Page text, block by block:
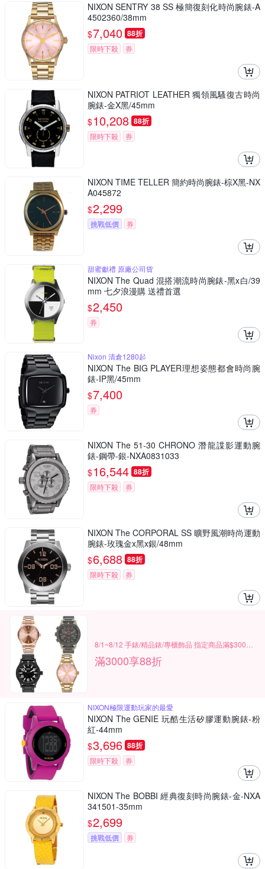
NIXON SENTRY 38 SS 極簡復刻化時尚腕錶-A
4502360/38mm
$7,040 88折
限時下殺 券
NIXON PATRIOT LEATHER 獨領風騷復古時尚
腕錶-金X黑/45mm
$10,208 88折
限時下殺 券
NIXON TIME TELLER 簡約時尚腕錶-棕X黑-NX
A045872
$2,299
挑戰低價 券
甜蜜獻禮 原廠公司貨
NIXON The Quad 混搭潮流時尚腕錶-黑x白/39
mm 七夕浪漫購 送禮首選
$2,450
券
Nixon 清倉1280起
NIXON The BIG PLAYER理想姿態都會時尚腕
錶-IP黑/45mm
$7,400
券
NIXON The 51-30 CHRONO 潛龍諜影運動腕
錶-鋼帶-銀-NXA0831033
$16,544 88折
限時下殺 券
NIXON The CORPORAL SS 曠野風潮時尚運動
腕錶-玫瑰金x黑x銀/48mm
$6,688 88折
限時下殺 券
滿3000享88折
NIXON極限運動玩家的最愛
NIXON The GENIE 玩酷生活矽膠運動腕錶-粉
紅-44mm
$3,696 88折
限時下殺 券
NIXON The BOBBI 經典復刻時尚腕錶-金-NXA
341501-35mm
$2,699
挑戰低價 券